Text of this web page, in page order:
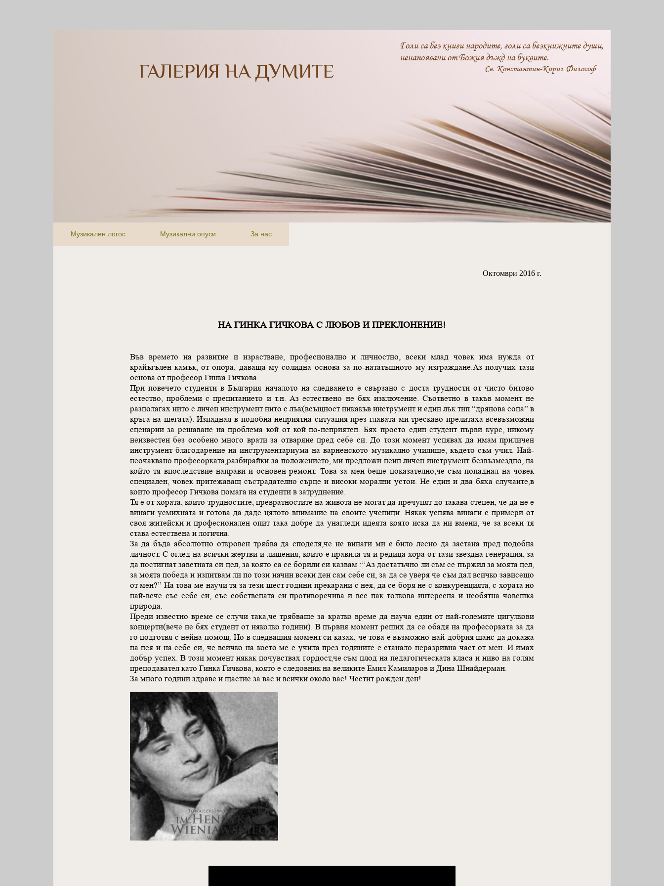
ГАЛЕРИЯ НА ДУМИТЕ
Голи са без книги народите, голи са безкнижните души,
ненапоявани от Божия дъжд на буквите.
Св. Константин-Кирил Философ
Музикален логос Музикални опуси За нас
Октомври 2016 г.
НА ГИНКА ГИЧКОВА С ЛЮБОВ И ПРЕКЛОНЕНИЕ!
Във времето на развитие и израстване, професионално и личностно, всеки млад човек има нужда от
крайъгълен камък, от опора, даваща му солидна основа за по-нататъшното му изграждане.Аз получих тази
основа от професор Гинка Гичкова.
При повечето студенти в България началото на следването е свързано с доста трудности от чисто битово
естество, проблеми с препитанието и т.н. Аз естествено не бях изключение. Съответно в такъв момент не
разполагах нито с личен инструмент нито с лък(всъщност никакъв инструмент и един лък тип “дрянова сопа” в
кръга на шегата). Изпаднал в подобна неприятна ситуация през главата ми трескаво прелитаха всевъзможни
сценарии за решаване на проблема кой от кой по-неприятен. Бях просто един студент първи курс, никому
неизвестен без особено много врати за отваряне пред себе си. До този момент успявах да имам приличен
инструмент благодарение на инструментариума на варненското музикално училище, където съм учил. Най-
неочаквано професорката,разбирайки за положението, ми предложи неин личен инструмент безвъзмездно, на
който тя впоследствие направи и основен ремонт. Това за мен беше показателно,че съм попаднал на човек
специален, човек притежаващ състрадателно сърце и високи морални устои. Не един и два бяха случаите,в
които професор Гичкова помага на студенти в затруднение.
Тя е от хората, които трудностите, превратностите на живота не могат да пречупят до такава степен, че да не е
винаги усмихната и готова да даде цялото внимание на своите ученици. Някак успява винаги с примери от
своя житейски и професионален опит така добре да унагледи идеята която иска да ни вмени, че за всеки тя
става естествена и логична.
За да бъда абсолютно откровен трябва да споделя,че не винаги ми е било лесно да застана пред подобна
личност. С оглед на всички жертви и лишения, които е правила тя и редица хора от тази звездна генерация, за
да постигнат заветната си цел, за която са се борили си казвам :”Аз достатъчно ли съм се пържил за моята цел,
за моята победа и изпитвам ли по този начин всеки ден сам себе си, за да се уверя че съм дал всичко зависещо
от мен?” На това ме научи тя за тези шест години прекарани с нея, да се боря не с конкуренцията, с хората но
най-вече със себе си, със собствената си противоречива и все пак толкова интересна и необятна човешка
природа.
Преди известно време се случи така,че трябваше за кратко време да науча един от най-големите цигулкови
концерти(вече не бях студент от няколко години). В първия момент реших да се обадя на професорката за да
го подготвя с нейна помощ. Но в следващия момент си казах, че това е възможно най-добрия шанс да докажа
на нея и на себе си, че всичко на което ме е учила през годините е станало неразривна част от мен. И имах
добър успех. В този момент някак почувствах гордост,че съм плод на педагогическата класа и ниво на голям
преподавател като Гинка Гичкова, която е следовник на великите Емил Камиларов и Дина Шнайдерман.
За много години здраве и щастие за вас и всички около вас! Честит рожден ден!